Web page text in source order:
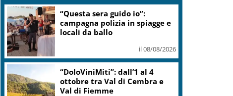
Ex avvocato personale Trump,
Blanche è nuovo Procuratore
Generale Usa
il 08/08/2026
La Spagna ripristina i controlli,
la Farnesina rafforza
l’assistenza